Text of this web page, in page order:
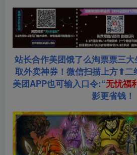
站长合作美团饿了么淘票票三
取外卖神券！微信扫描上方⬆二
美团APP也可输入口令:“无忧福
影更省钱！